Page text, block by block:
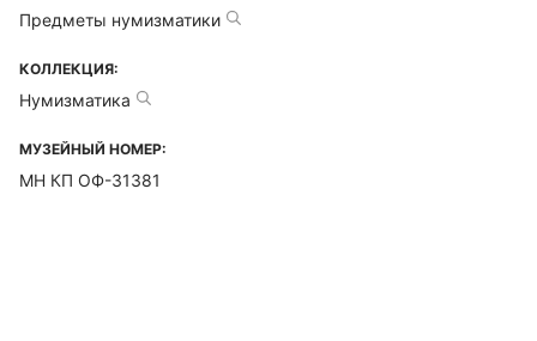
Предметы нумизматики
КОЛЛЕКЦИЯ:
Нумизматика
МУЗЕЙНЫЙ НОМЕР:
МН КП ОФ-31381